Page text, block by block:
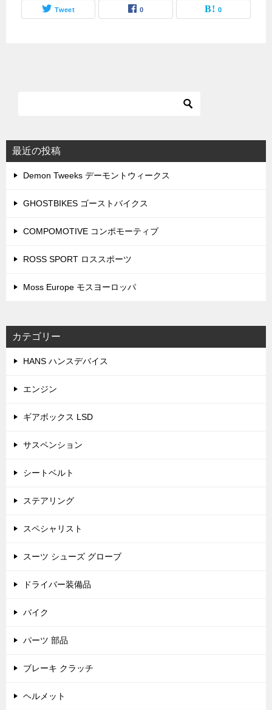
Tweet 0 0
最近の投稿
Demon Tweeks デーモントウィークス
GHOSTBIKES ゴーストバイクス
COMPOMOTIVE コンポモーティブ
ROSS SPORT ロススポーツ
Moss Europe モスヨーロッパ
カテゴリー
HANS ハンスデバイス
エンジン
ギアボックス LSD
サスペンション
シートベルト
ステアリング
スペシャリスト
スーツ シューズ グローブ
ドライバー装備品
バイク
パーツ 部品
ブレーキ クラッチ
ヘルメット